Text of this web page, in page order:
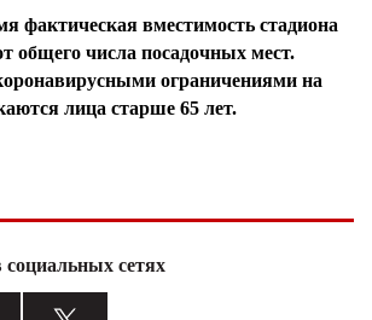
фактическая вместимость стадиона
общего числа посадочных мест.
ограничениями на
лица старше 65 лет.
социальных сетях